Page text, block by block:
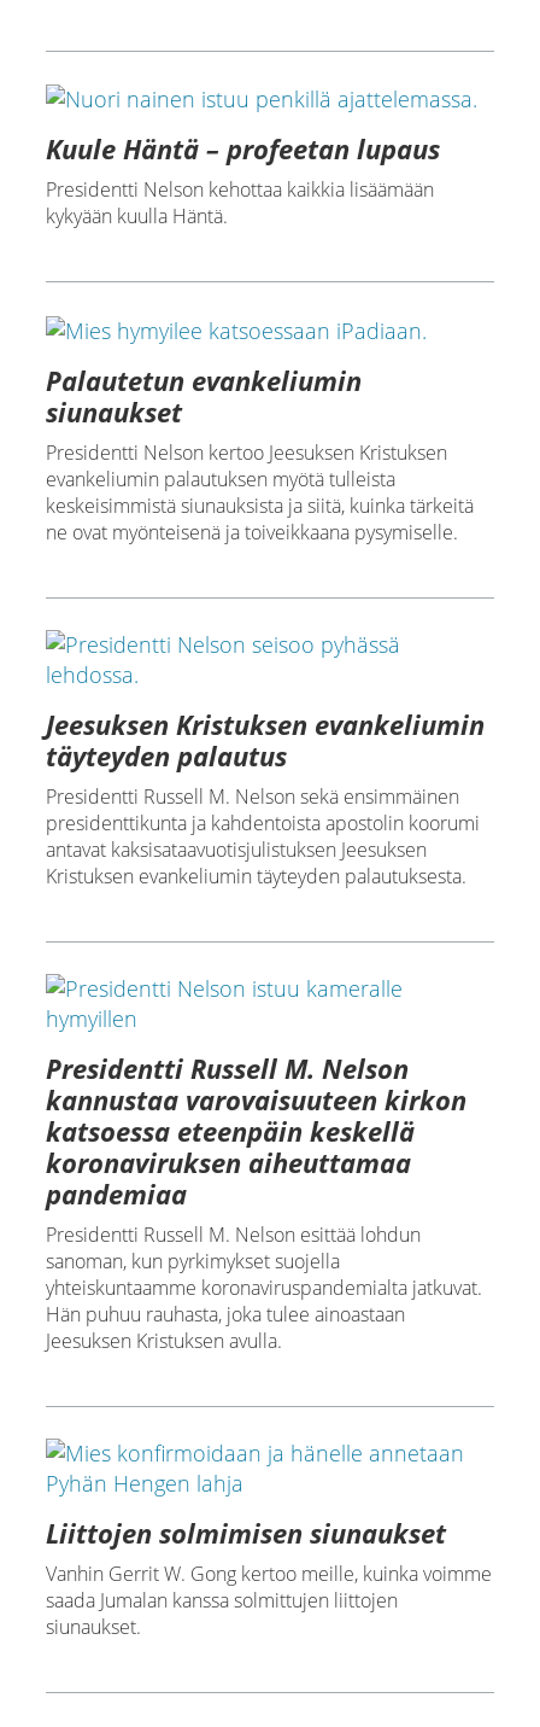
Kuule Häntä – profeetan lupaus
Presidentti Nelson kehottaa kaikkia lisäämään
kykyään kuulla Häntä.
Palautetun evankeliumin
siunaukset
Presidentti Nelson kertoo Jeesuksen Kristuksen
evankeliumin palautuksen myötä tulleista
keskeisimmistä siunauksista ja siitä, kuinka tärkeitä
ne ovat myönteisenä ja toiveikkaana pysymiselle.
Jeesuksen Kristuksen evankeliumin
täyteyden palautus
Presidentti Russell M. Nelson sekä ensimmäinen
presidenttikunta ja kahdentoista apostolin koorumi
antavat kaksisataavuotisjulistuksen Jeesuksen
Kristuksen evankeliumin täyteyden palautuksesta.
Presidentti Russell M. Nelson
kannustaa varovaisuuteen kirkon
katsoessa eteenpäin keskellä
koronaviruksen aiheuttamaa
pandemiaa
Presidentti Russell M. Nelson esittää lohdun
sanoman, kun pyrkimykset suojella
yhteiskuntaamme koronaviruspandemialta jatkuvat.
Hän puhuu rauhasta, joka tulee ainoastaan
Jeesuksen Kristuksen avulla.
Liittojen solmimisen siunaukset
Vanhin Gerrit W. Gong kertoo meille, kuinka voimme
saada Jumalan kanssa solmittujen liittojen
siunaukset.